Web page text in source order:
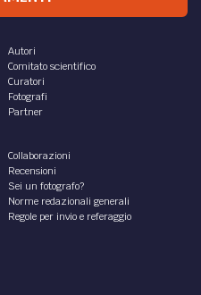
Autori
Comitato scientifico
Curatori
Fotografi
Partner
Collaborazioni
Recensioni
Sei un fotografo?
Norme redazionali generali
Regole per invio e referaggio